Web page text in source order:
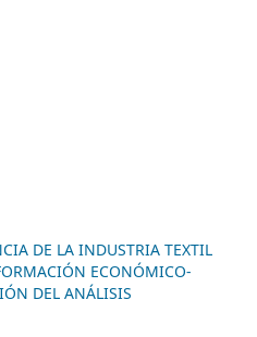
DE LA INDUSTRIA TEXTIL
ECONÓMICO-
DEL ANÁLISIS